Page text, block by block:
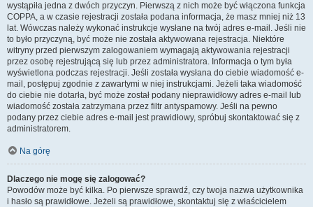
wystąpiła jedna z dwóch przyczyn. Pierwszą z nich może być włączona funkcja
COPPA, a w czasie rejestracji została podana informacja, że masz mniej niż 13
lat. Wówczas należy wykonać instrukcje wysłane na twój adres e-mail. Jeśli nie
to było przyczyną, być może nie została aktywowana rejestracja. Niektóre
witryny przed pierwszym zalogowaniem wymagają aktywowania rejestracji
przez osobę rejestrującą się lub przez administratora. Informacja o tym była
wyświetlona podczas rejestracji. Jeśli została wysłana do ciebie wiadomość e-
mail, postępuj zgodnie z zawartymi w niej instrukcjami. Jeżeli taka wiadomość
do ciebie nie dotarła, być może został podany nieprawidłowy adres e-mail lub
wiadomość została zatrzymana przez filtr antyspamowy. Jeśli na pewno
podany przez ciebie adres e-mail jest prawidłowy, spróbuj skontaktować się z
administratorem.
Na górę
Dlaczego nie mogę się zalogować?
Powodów może być kilka. Po pierwsze sprawdź, czy twoja nazwa użytkownika
i hasło są prawidłowe. Jeżeli są prawidłowe, skontaktuj się z właścicielem